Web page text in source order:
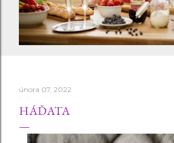
února 07, 2022
HÁĎATA